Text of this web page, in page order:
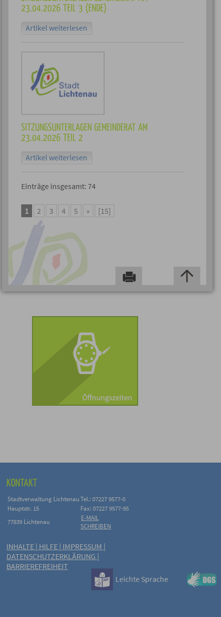
23.04.2026 TEIL 3 (ENDE)
Artikel weiterlesen
SITZUNGSUNTERLAGEN GEMEINDERAT AM
23.04.2026 TEIL 2
Artikel weiterlesen
Einträge insgesamt: 74
1 2 3 4 5 » [15]
KONTAKT
Stadtverwaltung Lichtenau Tel.: 07227 9577-0
Hauptstr. 15
Fax: 07227 9577-95
77839 Lichtenau
E-MAIL
SCHREIBEN
INHALTE | HILFE | IMPRESSUM |
DATENSCHUTZERKLÄRUNG |
BARRIEREFREIHEIT
Leichte Sprache